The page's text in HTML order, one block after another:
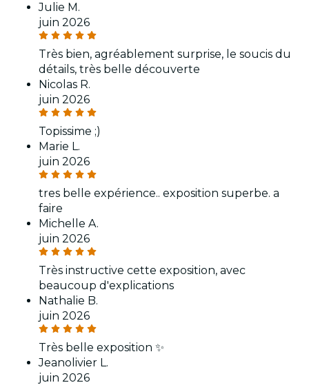
Julie M.
juin 2026
Très bien, agréablement surprise, le soucis du
détails, très belle découverte
Nicolas R.
juin 2026
Topissime ;)
Marie L.
juin 2026
tres belle expérience.. exposition superbe. a
faire
Michelle A.
juin 2026
Très instructive cette exposition, avec
beaucoup d'explications
Nathalie B.
juin 2026
Très belle exposition ✨
Jeanolivier L.
juin 2026